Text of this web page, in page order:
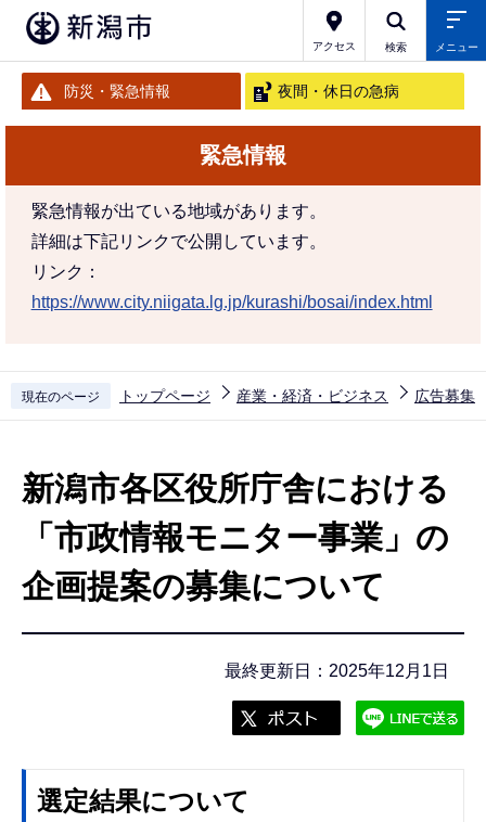
アクセス 検索 メニュー
防災・緊急情報 夜間・休日の急病
緊急情報
緊急情報が出ている地域があります。
詳細は下記リンクで公開しています。
リンク：
https://www.city.niigata.lg.jp/kurashi/bosai/index.html
現在のページ トップページ 産業・経済・ビジネス 広告募集
新潟市各区役所庁舎における
「市政情報モニター事業」の
企画提案の募集について
最終更新日：2025年12月1日
選定結果について